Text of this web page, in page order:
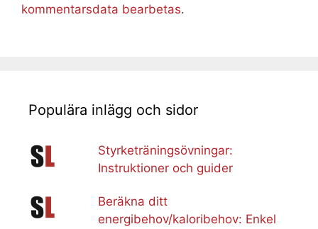
kommentarsdata bearbetas.
Populära inlägg och sidor
Styrketräningsövningar:
Instruktioner och guider
Beräkna ditt
energibehov/kaloribehov: Enkel